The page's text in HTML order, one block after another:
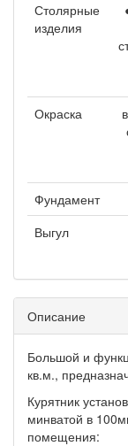
Столярные
изделия
Окраска
Фундамент
Выгул
Описание
Большой и
кв.м.,
Курятник
минватой в
помещения: